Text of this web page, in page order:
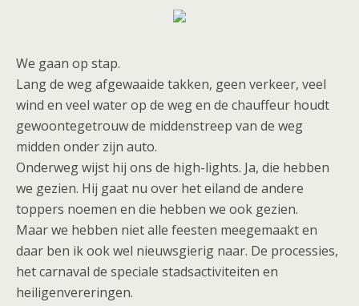
We gaan op stap.
Lang de weg afgewaaide takken, geen verkeer, veel
wind en veel water op de weg en de chauffeur houdt
gewoontegetrouw de middenstreep van de weg
midden onder zijn auto.
Onderweg wijst hij ons de high-lights. Ja, die hebben
we gezien. Hij gaat nu over het eiland de andere
toppers noemen en die hebben we ook gezien.
Maar we hebben niet alle feesten meegemaakt en
daar ben ik ook wel nieuwsgierig naar. De processies,
het carnaval de speciale stadsactiviteiten en
heiligenvereringen.